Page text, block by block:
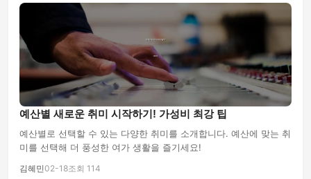
예산별 새로운 취미 시작하기! 가성비 최강 팁
예산별로 선택할 수 있는 다양한 취미를 소개합니다. 예산에 맞는 취
미를 선택해 더 풍성한 여가 생활을 즐기세요!
김혜민02-18조회 114